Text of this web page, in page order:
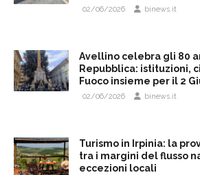
02/06/2026 binews.it
Avellino celebra gli 80
Repubblica: istituzioni,
Fuoco insieme per il 2
02/06/2026 binews.it
Turismo in Irpinia: la
tra i margini del flusso
eccezioni locali